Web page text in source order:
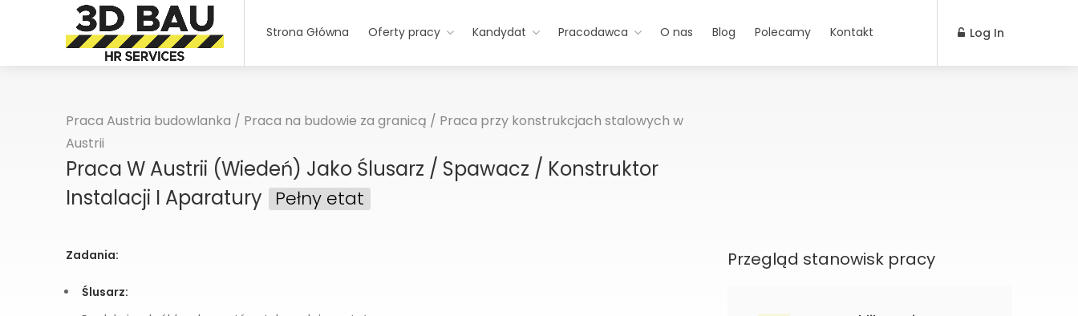
Strona Główna Oferty pracy Kandydat Pracodawca O nas Blog Polecamy Kontakt Log In
Praca Austria budowlanka / Praca na budowie za granicą / Praca przy konstrukcjach stalowych w
Austrii
Praca W Austrii (Wiedeń) Jako Ślusarz / Spawacz / Konstruktor
Instalacji I Aparatury
Pełny etat
Zadania:
Ślusarz:
Przegląd stanowisk pracy